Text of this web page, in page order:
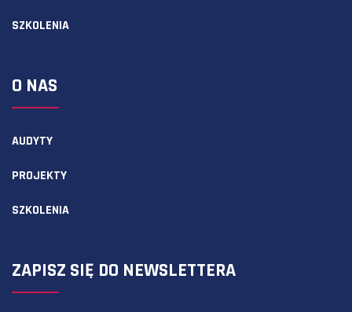
SZKOLENIA
O NAS
AUDYTY
PROJEKTY
SZKOLENIA
ZAPISZ SIĘ DO NEWSLETTERA